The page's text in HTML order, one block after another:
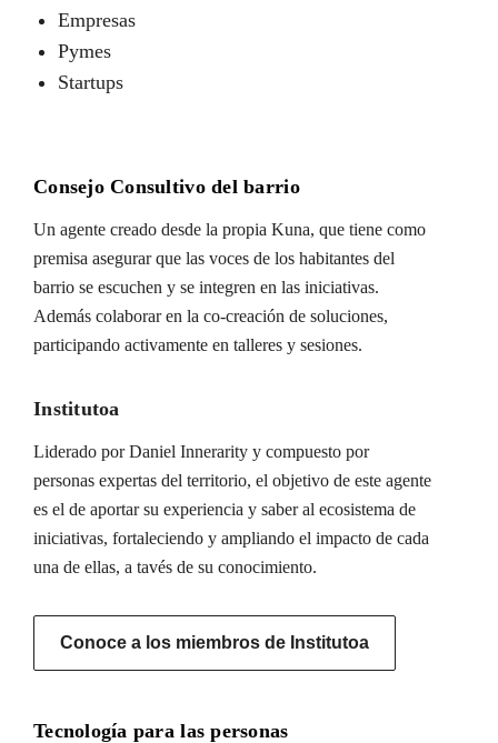
Empresas
Pymes
Startups
Consejo Consultivo del barrio
Un agente creado desde la propia Kuna, que tiene como
premisa asegurar que las voces de los habitantes del
barrio se escuchen y se integren en las iniciativas.
Además colaborar en la co-creación de soluciones,
participando activamente en talleres y sesiones.
Institutoa
Liderado por Daniel Innerarity y compuesto por
personas expertas del territorio, el objetivo de este agente
es el de aportar su experiencia y saber al ecosistema de
iniciativas, fortaleciendo y ampliando el impacto de cada
una de ellas, a tavés de su conocimiento.
Conoce a los miembros de Institutoa
Tecnología para las personas